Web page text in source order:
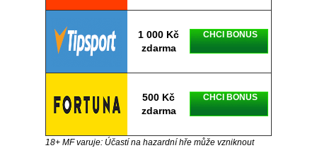
1 000 Kč
zdarma
CHCI BONUS
500 Kč
zdarma
CHCI BONUS
18+ MF varuje: Účastí na hazardní hře může vzniknout